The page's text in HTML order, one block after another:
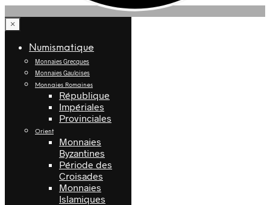
×
Numismatique
Monnaies Grecques
Monnaies Gauloises
Monnaies Romaines
République
Impériales
Provinciales
Orient
Monnaies
Byzantines
Période des
Croisades
Monnaies
Islamiques